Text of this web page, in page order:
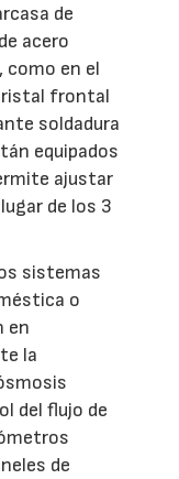
de
acero
como en el
frontal
soldadura
equipados
ajustar
de los 3
sistemas
o
en
la
del flujo de
de